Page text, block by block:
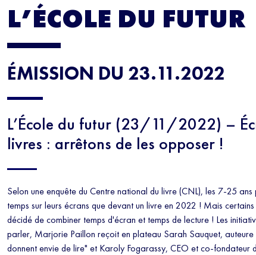
L’ÉCOLE DU FUTUR
ÉMISSION DU 23.11.2022
L’École du futur (23/11/2022) –
livres : arrêtons de les opposer !
Selon une enquête du Centre national du livre (CNL), les 7-25 ans
temps sur leurs écrans que devant un livre en 2022 ! Mais
décidé de combiner temps d'écran et temps de lecture ! Les
parler, Marjorie Paillon reçoit en plateau Sarah Sauquet,
donnent envie de lire" et Karoly Fogarassy, CEO et co-fondateur